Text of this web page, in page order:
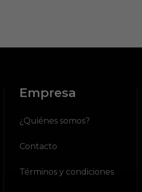
Empresa
¿Quiénes somos?
Contacto
Términos y condiciones